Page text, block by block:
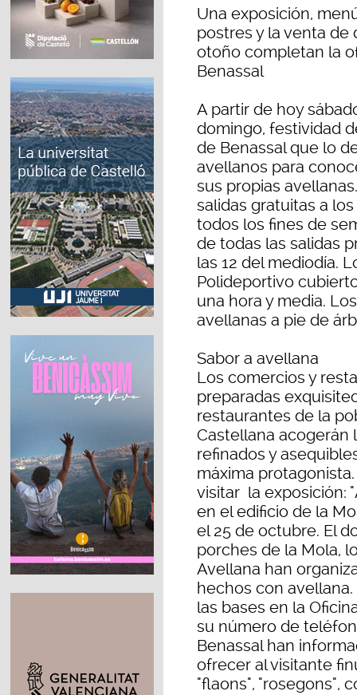
Una exposición,
postres y la venta
otoño completan la
Benassal
A partir de hoy
domingo, festividad
de Benassal que lo
avellanos para
sus propias
salidas gratuitas a
todos los fines de
de todas las salidas
las 12 del mediodía.
Polideportivo
una hora y media.
avellanas a pie de
Sabor a avellana
Los comercios y
preparadas
restaurantes de la
Castellana acogerán
refinados y
máxima
visitar la exposición:
en el edificio de la
el 25 de octubre. El
porches de la Mola,
Avellana han
hechos con
las bases en la
su número de
Benassal han
ofrecer al visitante
"flaons", "rosegons",